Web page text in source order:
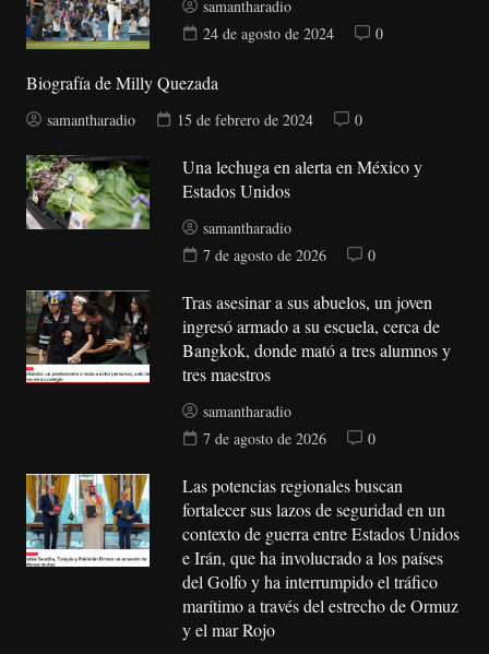
samantharadio
24 de agosto de 2024
0
Biografía de Milly Quezada
samantharadio 15 de febrero de 2024 0
Una lechuga en alerta en México y
Estados Unidos
samantharadio
7 de agosto de 2026
0
Tras asesinar a sus abuelos, un joven
ingresó armado a su escuela, cerca de
Bangkok, donde mató a tres alumnos y
tres maestros
samantharadio
7 de agosto de 2026
0
Las potencias regionales buscan
fortalecer sus lazos de seguridad en un
contexto de guerra entre Estados Unidos
e Irán, que ha involucrado a los países
del Golfo y ha interrumpido el tráfico
marítimo a través del estrecho de Ormuz
y el mar Rojo